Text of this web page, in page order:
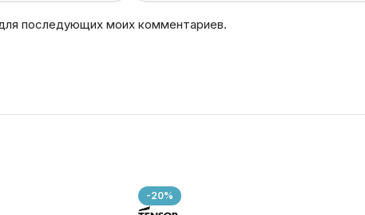
последующих моих комментариев.
-20%